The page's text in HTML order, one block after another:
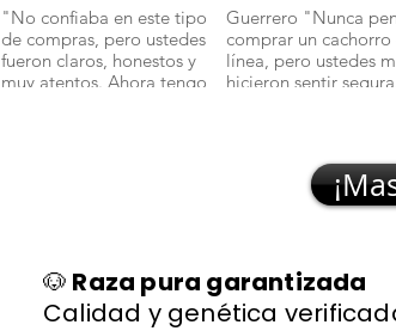
"No confiaba en este tipo
de compras, pero ustedes
fueron claros, honestos y
muy atentos. Ahora tengo
Guerrero "Nunca
comprar un cachorro
línea, pero ustedes
hicieron sentir
🐶 Raza pura garantizada
Calidad y genética